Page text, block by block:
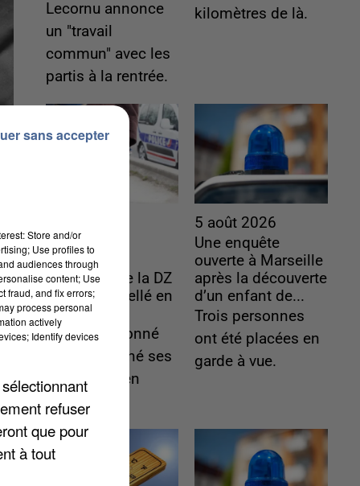
Lecornu annonce
un "travail
commun" avec les
partis à la rentrée.
kilomètres de là.
L’un des
fondateurs
supposés de la DZ
Mafia interpellé en
Algérie
Il est soupçonné
d'y avoir mené ses
opérations en
France.
5 août 2026
Une enquête
ouverte à Marseille
après la découverte
d’un enfant de...
Trois personnes
ont été placées en
garde à vue.
Store and/or
Use profiles to
audiences through
content; Use
fraud, and fix errors;
process personal
actively
Identify devices
refuser
que pour
à tout
sans accepter